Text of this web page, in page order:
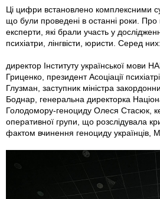
Ці цифри встановлено комплексними
що були проведені в останні роки. Про
експерти, які брали участь у
психіатри, лінгвісти, юристи. Серед них:
директор Інституту української мови
Гриценко, президент Асоціації
Глузман, заступник міністра
Боднар, генеральна директорка
Голодомору-геноциду Олеся Стасюк,
оперативної групи, що розслідувала
фактом вчинення геноциду українців,